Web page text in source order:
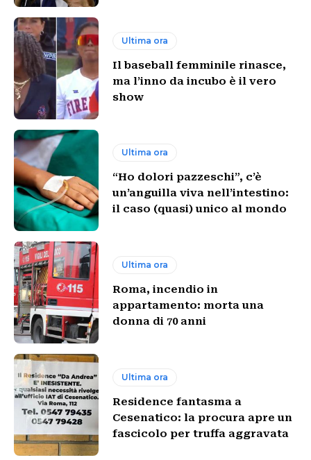
Ultima ora
Il baseball femminile rinasce,
ma l’inno da incubo è il vero
show
Ultima ora
“Ho dolori pazzeschi”, c’è
un’anguilla viva nell’intestino:
il caso (quasi) unico al mondo
Ultima ora
Roma, incendio in
appartamento: morta una
donna di 70 anni
Ultima ora
Residence fantasma a
Cesenatico: la procura apre un
fascicolo per truffa aggravata